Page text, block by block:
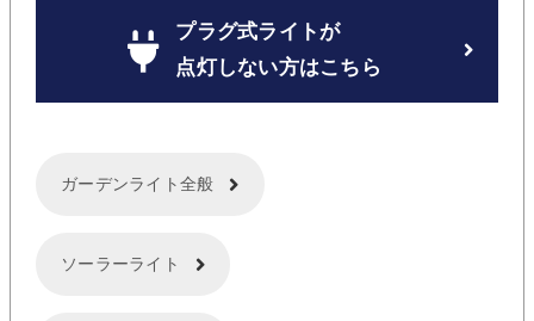
プラグ式ライトが
点灯しない方はこちら
ガーデンライト全般
ソーラーライト